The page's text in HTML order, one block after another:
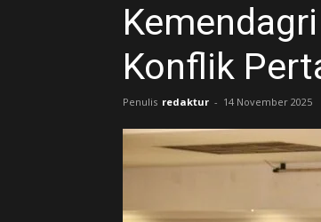
Konflik
Penulis redaktur - 14 November 2025